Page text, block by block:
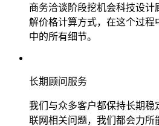
商务洽谈阶段挖机会科技设
解价格计算方式，在这个过程
中的所有细节。
长期顾问服务
我们与众多客户都保持长期稳
联网相关问题，我们都会力所